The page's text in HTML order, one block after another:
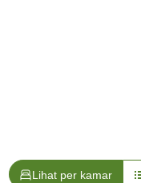
Lihat per kamar